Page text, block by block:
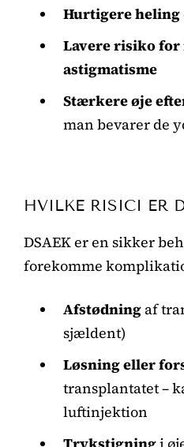
Hurtigere heling
Lavere risiko
astigmatisme
Stærkere øje
man bevarer de
HVILKE RISICI ER
DSAEK er en sikker
forekomme
Afstødningaf
sjældent)
Løsning eller
transplantatet –
luftinjektion